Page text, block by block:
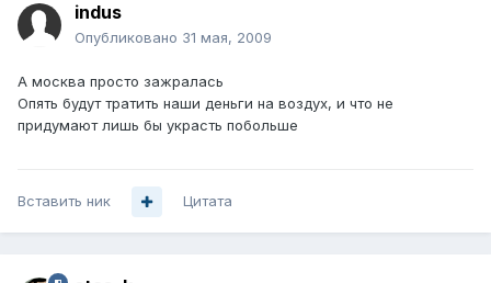
indus
Опубликовано 31 мая, 2009
А москва просто зажралась
Опять будут тратить наши деньги на воздух, и что не
придумают лишь бы украсть побольше
Вставить ник Цитата